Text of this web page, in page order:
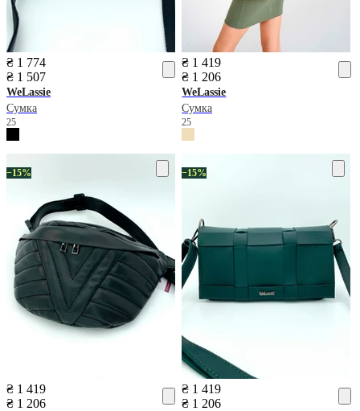
₴ 1 774
₴ 1 507
WeLassie
Сумка
25
₴ 1 419
₴ 1 206
WeLassie
Сумка
25
−15%
₴ 1 419
₴ 1 206
−15%
₴ 1 419
₴ 1 206